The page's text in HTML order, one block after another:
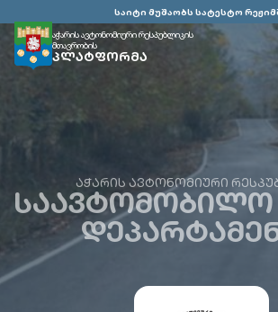
საიტი მუშაობს სატესტო
აჭარის ავტონომიური რესპუბლიკის
მთავრობის
ᲞᲚᲐᲢᲤᲝᲠᲛᲐ
ᲐᲭᲐᲠᲘᲡ ᲐᲕᲢᲝᲜᲝᲛᲘᲣᲠᲘ
ᲡᲐᲐᲕᲢᲝᲛᲝᲑᲘᲚᲝ